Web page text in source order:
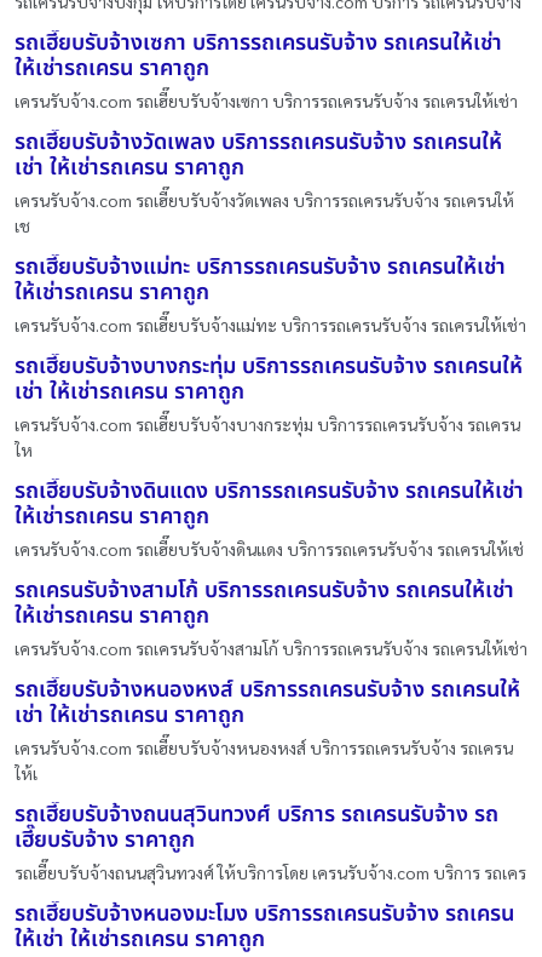
รถเฮี๊ยบรับจ้างเซกา บริการรถเครนรับจ้าง รถเครนให้เช่า
ให้เช่ารถเครน ราคาถูก
เครนรับจ้าง.com รถเฮี๊ยบรับจ้างเซกา บริการรถเครนรับจ้าง รถเครนให้เช่า
รถเฮี๊ยบรับจ้างวัดเพลง บริการรถเครนรับจ้าง รถเครนให้
เช่า ให้เช่ารถเครน ราคาถูก
เครนรับจ้าง.com รถเฮี๊ยบรับจ้างวัดเพลง บริการรถเครนรับจ้าง รถเครนให้
เช
รถเฮี๊ยบรับจ้างแม่ทะ บริการรถเครนรับจ้าง รถเครนให้เช่า
ให้เช่ารถเครน ราคาถูก
เครนรับจ้าง.com รถเฮี๊ยบรับจ้างแม่ทะ บริการรถเครนรับจ้าง รถเครนให้เช่า
รถเฮี๊ยบรับจ้างบางกระทุ่ม บริการรถเครนรับจ้าง รถเครนให้
เช่า ให้เช่ารถเครน ราคาถูก
เครนรับจ้าง.com รถเฮี๊ยบรับจ้างบางกระทุ่ม บริการรถเครนรับจ้าง รถเครน
ให
รถเฮี๊ยบรับจ้างดินแดง บริการรถเครนรับจ้าง รถเครนให้เช่า
ให้เช่ารถเครน ราคาถูก
เครนรับจ้าง.com รถเฮี๊ยบรับจ้างดินแดง บริการรถเครนรับจ้าง รถเครนให้เช่
รถเครนรับจ้างสามโก้ บริการรถเครนรับจ้าง รถเครนให้เช่า
ให้เช่ารถเครน ราคาถูก
เครนรับจ้าง.com รถเครนรับจ้างสามโก้ บริการรถเครนรับจ้าง รถเครนให้เช่า
รถเฮี๊ยบรับจ้างหนองหงส์ บริการรถเครนรับจ้าง รถเครนให้
เช่า ให้เช่ารถเครน ราคาถูก
เครนรับจ้าง.com รถเฮี๊ยบรับจ้างหนองหงส์ บริการรถเครนรับจ้าง รถเครน
ให้เ
รถเฮี๊ยบรับจ้างถนนสุวินทวงศ์ บริการ รถเครนรับจ้าง รถ
เฮี๊ยบรับจ้าง ราคาถูก
รถเฮี๊ยบรับจ้างถนนสุวินทวงศ์ ให้บริการโดย เครนรับจ้าง.com บริการ รถเคร
รถเฮี๊ยบรับจ้างหนองมะโมง บริการรถเครนรับจ้าง รถเครน
ให้เช่า ให้เช่ารถเครน ราคาถูก